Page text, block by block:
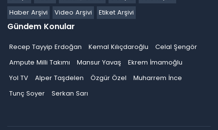
Haber Arşivi
Video Arşivi Etiket Arşivi
Gündem Konular
Recep Tayyip Erdoğan Kemal Kılıçdaroğlu
Celal Şengör
Ampute Milli Takımı
Mansur Yavaş
Ekrem İmamoğlu
Yol TV
Alper Taşdelen Özgür Özel
Muharrem İnce
Tunç Soyer
Serkan Sarı